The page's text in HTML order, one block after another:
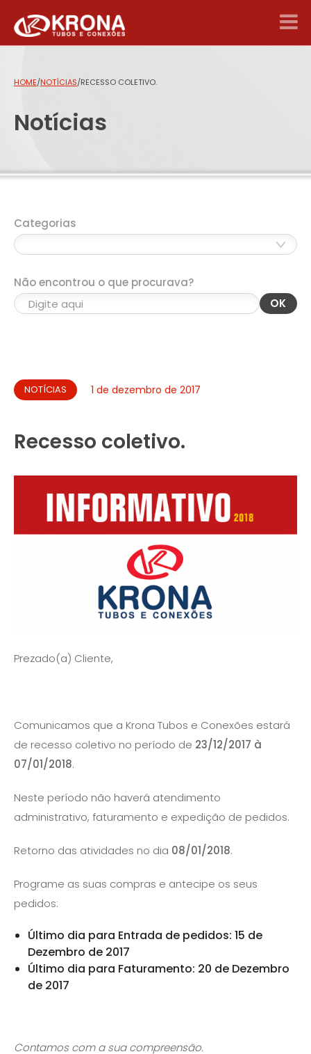
HOME/NOTÍCIAS/RECESSO COLETIVO.
Notícias
Categorias
Não encontrou o que procurava?
OK
NOTÍCIAS 1 de dezembro de 2017
Recesso coletivo.
Prezado(a) Cliente,
Comunicamos que a Krona Tubos e Conexões estará
de recesso coletivo no período de 23/12/2017 à
07/01/2018.
Neste período não haverá atendimento
administrativo, faturamento e expedição de pedidos.
Retorno das atividades no dia 08/01/2018.
Programe as suas compras e antecipe os seus
pedidos:
Último dia para Entrada de pedidos: 15 de
Dezembro de 2017
Último dia para Faturamento: 20 de Dezembro
de 2017
Contamos com a sua compreensão.